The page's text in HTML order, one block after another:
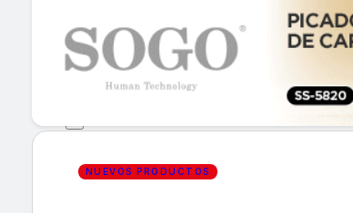
GUÍA DE COMPRA
NUEVOS PRODUCTOS
CONSEJOS TECH
MERCADOS Y TENDENCIAS
HEMEROTECA
NUEVOS PRODUCTOS